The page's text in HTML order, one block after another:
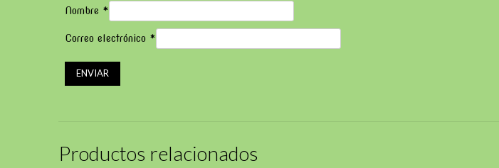
Nombre *
Correo electrónico *
Productos relacionados